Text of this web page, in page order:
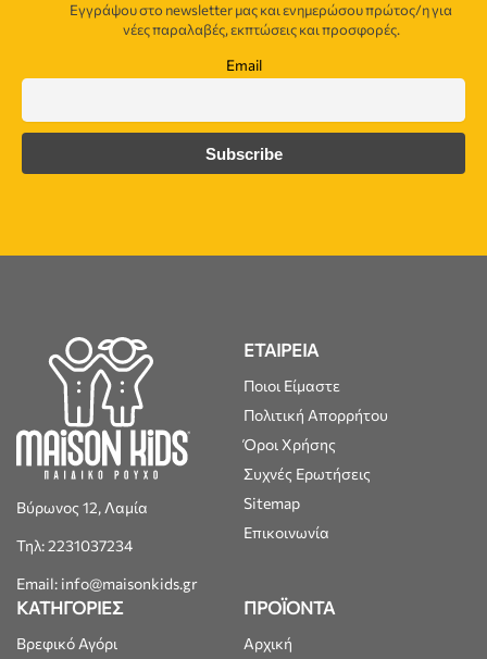
Εγγράψου στο newsletter μας και ενημερώσου πρώτος/η για
νέες παραλαβές, εκπτώσεις και προσφορές.
Email
Βύρωνος 12, Λαμία
Τηλ: 2231037234
Email: info@maisonkids.gr
ΕΤΑΙΡΕΙΑ
Ποιοι Είμαστε
Πολιτική Απορρήτου
Όροι Χρήσης
Συχνές Ερωτήσεις
Sitemap
Επικοινωνία
ΚΑΤΗΓΟΡΙΕΣ
Βρεφικό Αγόρι
ΠΡΟΪΟΝΤΑ
Αρχική